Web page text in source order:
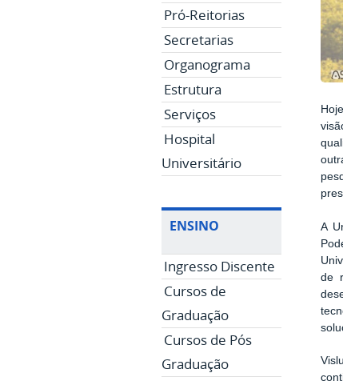
Pró-Reitorias
Secretarias
Organograma
Estrutura
Serviços
Hospital
Universitário
ENSINO
Ingresso Discente
Cursos de
Graduação
Cursos de Pós
Graduação
A
de